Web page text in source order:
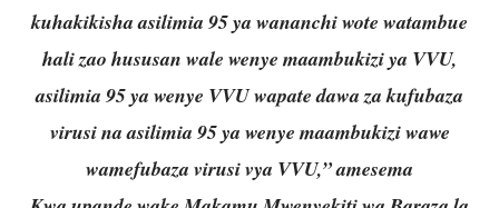
kuhakikisha asilimia 95 ya wananchi wote watambue
hali zao hususan wale wenye maambukizi ya VVU,
asilimia 95 ya wenye VVU wapate dawa za kufubaza
virusi na asilimia 95 ya wenye maambukizi wawe
wamefubaza virusi vya VVU,” amesema